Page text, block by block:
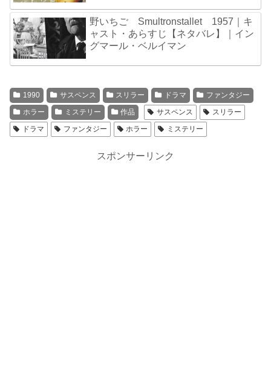
野いちご Smultronstallet 1957｜キ
ャスト・あらすじ【ネタバレ】｜イン
グマール・ベルイマン
1990 サスペンス スリラー ドラマ
ファンタジー
ホラー
ミステリー 作品 サスペンス
スリラー
ドラマ
ファンタジー ホラー ミステリー
スポンサーリンク